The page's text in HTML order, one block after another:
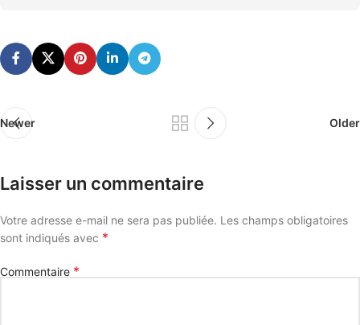
Newer Older
Laisser un commentaire
Votre adresse e-mail ne sera pas publiée. Les champs obligatoires
sont indiqués avec *
Commentaire *